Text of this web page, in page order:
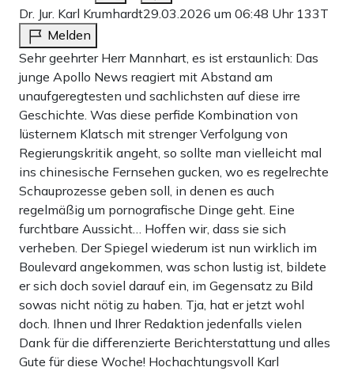
Dr. Jur. Karl Krumhardt29.03.2026 um 06:48 Uhr 133T
Melden
Sehr geehrter Herr Mannhart, es ist erstaunlich: Das
junge Apollo News reagiert mit Abstand am
unaufgeregtesten und sachlichsten auf diese irre
Geschichte. Was diese perfide Kombination von
lüsternem Klatsch mit strenger Verfolgung von
Regierungskritik angeht, so sollte man vielleicht mal
ins chinesische Fernsehen gucken, wo es regelrechte
Schauprozesse geben soll, in denen es auch
regelmäßig um pornografische Dinge geht. Eine
furchtbare Aussicht… Hoffen wir, dass sie sich
verheben. Der Spiegel wiederum ist nun wirklich im
Boulevard angekommen, was schon lustig ist, bildete
er sich doch soviel darauf ein, im Gegensatz zu Bild
sowas nicht nötig zu haben. Tja, hat er jetzt wohl
doch. Ihnen und Ihrer Redaktion jedenfalls vielen
Dank für die differenzierte Berichterstattung und alles
Gute für diese Woche! Hochachtungsvoll Karl